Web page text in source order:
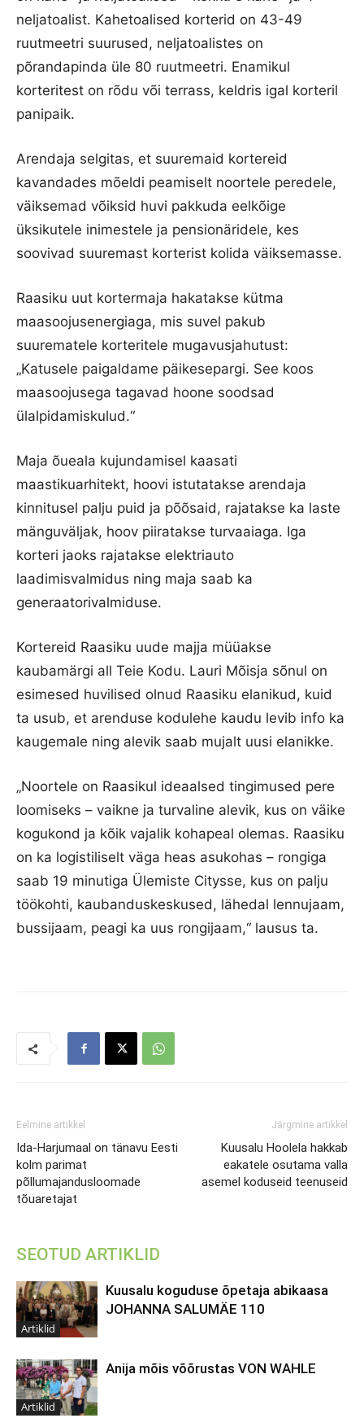
neljatoalist. Kahetoalised korterid on 43-49
ruutmeetri suurused, neljatoalistes on
põrandapinda üle 80 ruutmeetri. Enamikul
korteritest on rõdu või terrass, keldris igal korteril
panipaik.
Arendaja selgitas, et suuremaid kortereid
kavandades mõeldi peamiselt noortele peredele,
väiksemad võiksid huvi pakkuda eelkõige
üksikutele inimestele ja pensionäridele, kes
soovivad suuremast korterist kolida väiksemasse.
Raasiku uut kortermaja hakatakse kütma
maasoojusenergiaga, mis suvel pakub
suurematele korteritele mugavusjahutust:
„Katusele paigaldame päikesepargi. See koos
maasoojusega tagavad hoone soodsad
ülalpidamiskulud.“
Maja õueala kujundamisel kaasati
maastikuarhitekt, hoovi istutatakse arendaja
kinnitusel palju puid ja põõsaid, rajatakse ka laste
mänguväljak, hoov piiratakse turvaaiaga. Iga
korteri jaoks rajatakse elektriauto
laadimisvalmidus ning maja saab ka
generaatorivalmiduse.
Kortereid Raasiku uude majja müüakse
kaubamärgi all Teie Kodu. Lauri Mõisja sõnul on
esimesed huvilised olnud Raasiku elanikud, kuid
ta usub, et arenduse kodulehe kaudu levib info ka
kaugemale ning alevik saab mujalt uusi elanikke.
„Noortele on Raasikul ideaalsed tingimused pere
loomiseks – vaikne ja turvaline alevik, kus on väike
kogukond ja kõik vajalik kohapeal olemas. Raasiku
on ka logistiliselt väga heas asukohas – rongiga
saab 19 minutiga Ülemiste Citysse, kus on palju
töökohti, kaubanduskeskused, lähedal lennujaam,
bussijaam, peagi ka uus rongijaam,“ lausus ta.
Eelmine artikkel
Ida-Harjumaal on tänavu Eesti
kolm parimat
põllumajandusloomade
tõuaretajat
Järgmine artikkel
Kuusalu Hoolela hakkab
eakatele osutama valla
asemel koduseid teenuseid
SEOTUD ARTIKLID
Artiklid
Kuusalu koguduse õpetaja abikaasa
JOHANNA SALUMÄE 110
Artiklid
Anija mõis võõrustas VON WAHLE